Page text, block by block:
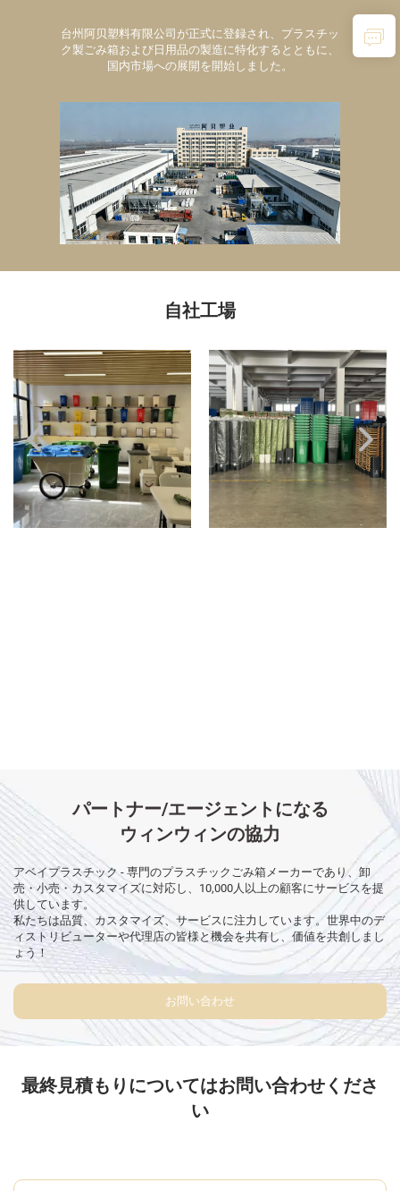
台州阿贝塑料有限公司が正式に登録され、プラスチッ
ク製ごみ箱および日用品の製造に特化するとともに、
国内市場への展開を開始しました。
自社工場
パートナー/エージェントになる
ウィンウィンの協力
アベイプラスチック - 専門のプラスチックごみ箱メーカーであり、卸
売・小売・カスタマイズに対応し、10,000人以上の顧客にサービスを提
供しています。
私たちは品質、カスタマイズ、サービスに注力しています。世界中のデ
ィストリビューターや代理店の皆様と機会を共有し、価値を共創しまし
ょう！
お問い合わせ
最終見積もりについてはお問い合わせくださ
い